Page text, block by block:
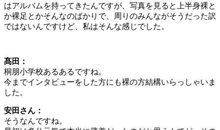
はアルバムを持ってきたんですが、写真を見ると上半身裸と
か裸足とかそんなのばかりで、周りのみんながそうだった訳
ではないんですけど、私はそんな感じでした。
髙田：
桐朋小学校あるあるですね。
今までインタビューをした方にも裸の方結構いらっしゃいま
した。
安田さん：
そうなんですね。